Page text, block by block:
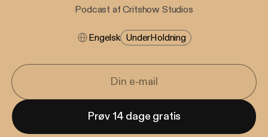
Podcast af Critshow Studios
Engelsk Under​holdning
Prøv 14 dage gratis